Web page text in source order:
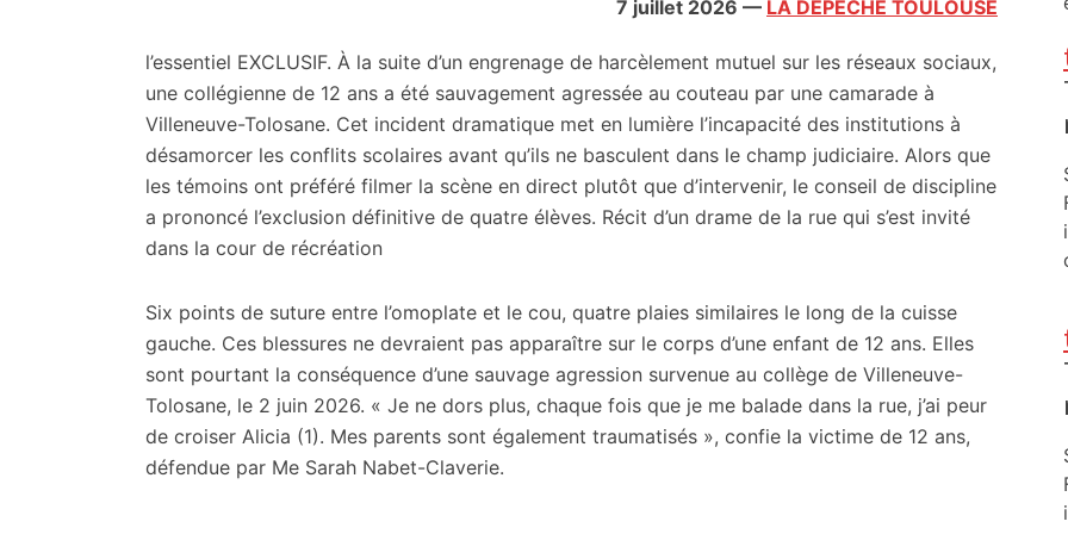
7 juillet 2026 — LA DEPECHE TOULOUSE
l’essentiel EXCLUSIF. À la suite d’un engrenage de harcèlement mutuel sur les réseaux sociaux,
une collégienne de 12 ans a été sauvagement agressée au couteau par une camarade à
Villeneuve-Tolosane. Cet incident dramatique met en lumière l’incapacité des institutions à
désamorcer les conflits scolaires avant qu’ils ne basculent dans le champ judiciaire. Alors que
les témoins ont préféré filmer la scène en direct plutôt que d’intervenir, le conseil de discipline
a prononcé l’exclusion définitive de quatre élèves. Récit d’un drame de la rue qui s’est invité
dans la cour de récréation
Six points de suture entre l’omoplate et le cou, quatre plaies similaires le long de la cuisse
gauche. Ces blessures ne devraient pas apparaître sur le corps d’une enfant de 12 ans. Elles
sont pourtant la conséquence d’une sauvage agression survenue au collège de Villeneuve-
Tolosane, le 2 juin 2026. « Je ne dors plus, chaque fois que je me balade dans la rue, j’ai peur
de croiser Alicia (1). Mes parents sont également traumatisés », confie la victime de 12 ans,
défendue par Me Sarah Nabet-Claverie.